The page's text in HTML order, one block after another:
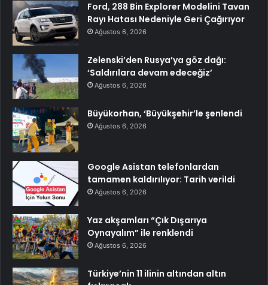
Ford, 288 Bin Explorer Modelini Tavan
Rayı Hatası Nedeniyle Geri Çağırıyor
Ağustos 6, 2026
Zelenski’den Rusya’ya göz dağı:
‘Saldırılara devam edeceğiz’
Ağustos 6, 2026
Büyükorhan, ‘Büyükşehir’le şenlendi
Ağustos 6, 2026
Google Asistan telefonlardan
tamamen kaldırılıyor: Tarih verildi
Ağustos 6, 2026
Yaz akşamları “Çık Dışarıya
Oynayalım” ile renklendi
Ağustos 6, 2026
Türkiye’nin 11 ilinin altından altın